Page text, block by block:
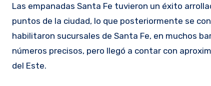
Las empanadas Santa Fe tuvieron un éxito
puntos de la ciudad, lo que posteriormente se
habilitaron sucursales de Santa Fe, en muchos
números precisos, pero llegó a contar con
del Este.